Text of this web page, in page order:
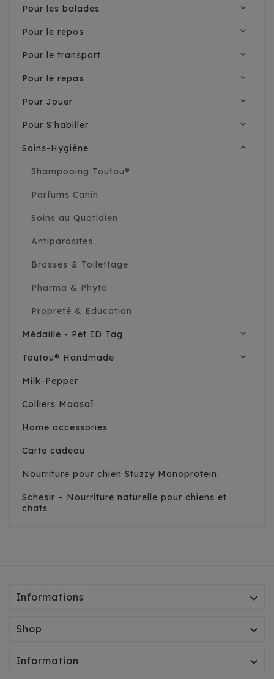
Pour les balades expand_more
Pour le repos expand_more
Pour le transport expand_more
Pour le repas expand_more
Pour Jouer expand_more
Pour S'habiller expand_more
Soins-Hygiène expand_less
Shampooing Toutou®
Parfums Canin
Soins au Quotidien
Antiparasites
Brosses & Toilettage
Pharma & Phyto
Propreté & Education
Médaille - Pet ID Tag expand_more
Toutou® Handmade expand_more
Milk-Pepper
Colliers Maasaï
Home accessories
Carte cadeau
Nourriture pour chien Stuzzy Monoprotein
Schesir – Nourriture naturelle pour chiens et
chats
Informations 
Shop 
Information 